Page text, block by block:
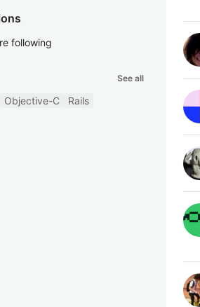
following
See all
Objective-C
Rails